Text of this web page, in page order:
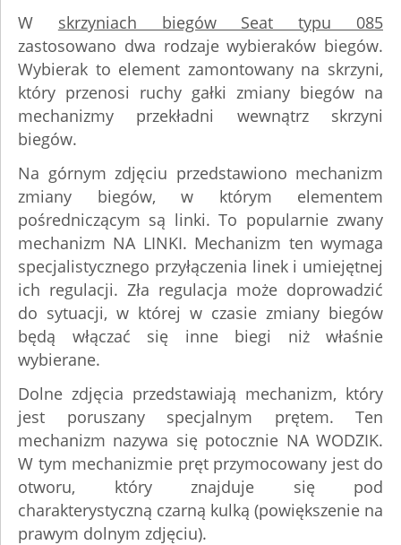
W skrzyniach biegów Seat typu 085
zastosowano dwa rodzaje wybieraków biegów.
Wybierak to element zamontowany na skrzyni,
który przenosi ruchy gałki zmiany biegów na
mechanizmy przekładni wewnątrz skrzyni
biegów.
Na górnym zdjęciu przedstawiono mechanizm
zmiany biegów, w którym elementem
pośredniczącym są linki. To popularnie zwany
mechanizm NA LINKI. Mechanizm ten wymaga
specjalistycznego przyłączenia linek i umiejętnej
ich regulacji. Zła regulacja może doprowadzić
do sytuacji, w której w czasie zmiany biegów
będą włączać się inne biegi niż właśnie
wybierane.
Dolne zdjęcia przedstawiają mechanizm, który
jest poruszany specjalnym prętem. Ten
mechanizm nazywa się potocznie NA WODZIK.
W tym mechanizmie pręt przymocowany jest do
otworu, który znajduje się pod
charakterystyczną czarną kulką (powiększenie na
prawym dolnym zdjęciu).